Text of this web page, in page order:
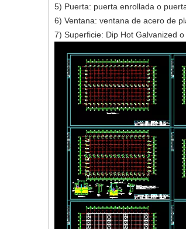
5) Puerta: puerta enrollada o
6) Ventana: ventana de acero de
7) Superficie: Dip Hot Galvanized